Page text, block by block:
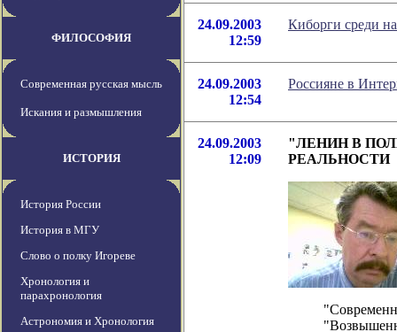
ФИЛОСОФИЯ
Современная русская мысль
Искания и размышления
ИСТОРИЯ
История России
История в МГУ
Слово о полку Игореве
Хронология и
парахронология
Астрономия и Хронология
24.09.2003
12:59
Киборги среди
24.09.2003
12:54
Россияне в
24.09.2003
12:09
"ЛЕНИН В
РЕАЛЬНОСТИ